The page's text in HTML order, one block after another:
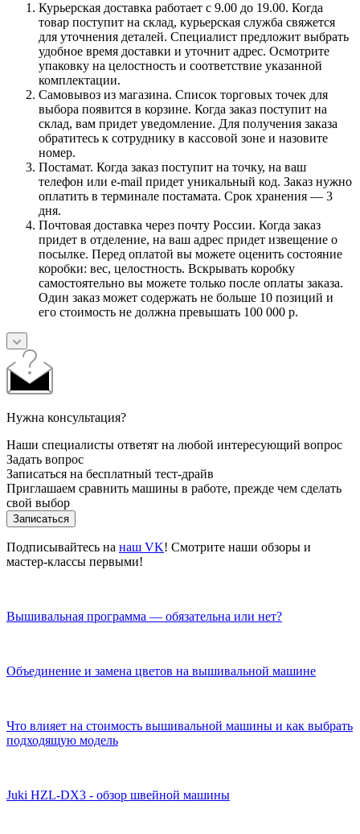
Курьерская доставка работает с 9.00 до 19.00. Когда
товар поступит на склад, курьерская служба свяжется
для уточнения деталей. Специалист предложит выбрать
удобное время доставки и уточнит адрес. Осмотрите
упаковку на целостность и соответствие указанной
комплектации.
Самовывоз из магазина. Список торговых точек для
выбора появится в корзине. Когда заказ поступит на
склад, вам придет уведомление. Для получения заказа
обратитесь к сотруднику в кассовой зоне и назовите
номер.
Постамат. Когда заказ поступит на точку, на ваш
телефон или e-mail придет уникальный код. Заказ нужно
оплатить в терминале постамата. Срок хранения — 3
дня.
Почтовая доставка через почту России. Когда заказ
придет в отделение, на ваш адрес придет извещение о
посылке. Перед оплатой вы можете оценить состояние
коробки: вес, целостность. Вскрывать коробку
самостоятельно вы можете только после оплаты заказа.
Один заказ может содержать не больше 10 позиций и
его стоимость не должна превышать 100 000 р.
Нужна консультация?
Наши специалисты ответят на любой интересующий вопрос
Задать вопрос
Записаться на бесплатный тест-драйв
Приглашаем сравнить машины в работе, прежде чем сделать
свой выбор
Записаться
Подписывайтесь на наш VK! Смотрите наши обзоры и
мастер-классы первыми!
Вышивальная программа — обязательна или нет?
Объединение и замена цветов на вышивальной машине
Что влияет на стоимость вышивальной машины и как выбрать
подходящую модель
Juki HZL-DX3 - обзор швейной машины